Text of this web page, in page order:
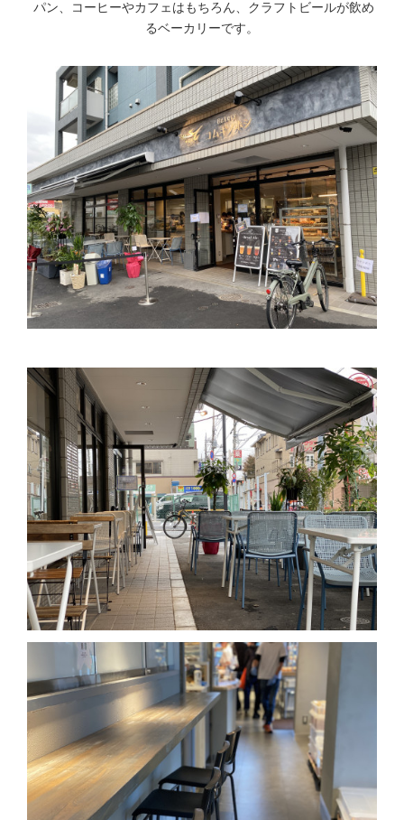
パン、コーヒーやカフェはもちろん、クラフトビールが飲め
るベーカリーです。